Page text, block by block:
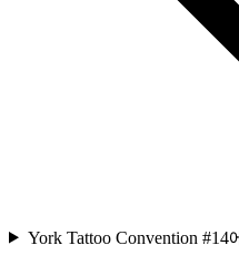
York Tattoo Convention